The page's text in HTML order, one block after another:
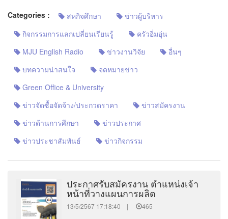
Categories : สหกิจศึกษา
ข่าวผู้บริหาร
กิจกรรมการแลกเปลี่ยนเรียนรู้
ครัวอิ่มอุ่น
MJU English Radio
ข่าวงานวิจัย
อื่นๆ
บทความน่าสนใจ
จดหมายข่าว
Green Office & University
ข่าวจัดซื้อจัดจ้าง/ประกวดราคา
ข่าวสมัครงาน
ข่าวด้านการศึกษา
ข่าวประกาศ
ข่าวประชาสัมพันธ์
ข่าวกิจกรรม
ประกาศรับสมัครงาน ตำแหน่งเจ้า
หน้าที่วางแผนการผลิต
13/5/2567 17:18:40 | 465